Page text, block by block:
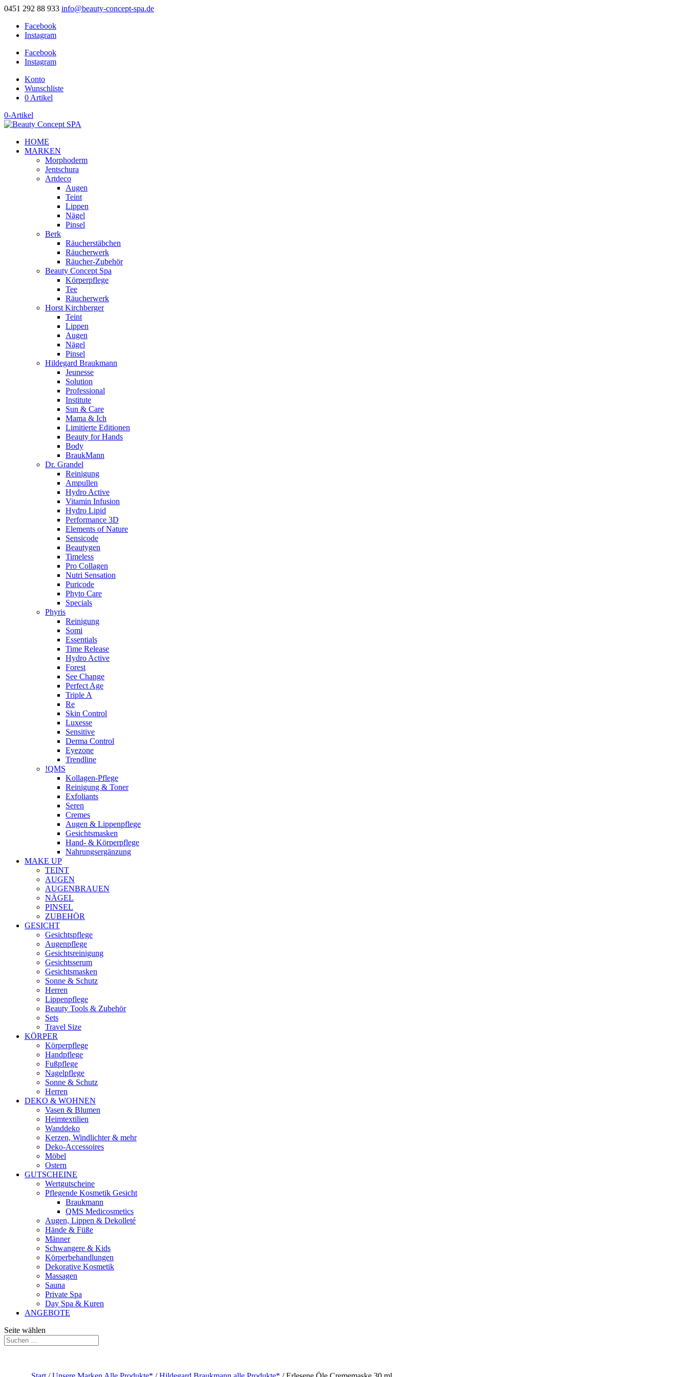
0451 292 88 933 info@beauty-concept-spa.de
Facebook
Instagram
Facebook
Instagram
Konto
Wunschliste
0 Artikel
0-Artikel
HOME
MARKEN
Morphoderm
Jentschura
Artdeco
Augen
Teint
Lippen
Nägel
Pinsel
Berk
Räucherstäbchen
Räucherwerk
Räucher-Zubehör
Beauty Concept Spa
Körperpflege
Tee
Räucherwerk
Horst Kirchberger
Teint
Lippen
Augen
Nägel
Pinsel
Hildegard Braukmann
Jeunesse
Solution
Professional
Institute
Sun & Care
Mama & Ich
Limitierte Editionen
Beauty for Hands
Body
BraukMann
Dr. Grandel
Reinigung
Ampullen
Hydro Active
Vitamin Infusion
Hydro Lipid
Performance 3D
Elements of Nature
Sensicode
Beautygen
Timeless
Pro Collagen
Nutri Sensation
Puricode
Phyto Care
Specials
Phyris
Reinigung
Somi
Essentials
Time Release
Hydro Active
Forest
See Change
Perfect Age
Triple A
Re
Skin Control
Luxesse
Sensitive
Derma Control
Eyezone
Trendline
!QMS
Kollagen-Pflege
Reinigung & Toner
Exfoliants
Seren
Cremes
Augen & Lippenpflege
Gesichtsmasken
Hand- & Körperpflege
Nahrungsergänzung
MAKE UP
TEINT
AUGEN
AUGENBRAUEN
NÄGEL
PINSEL
ZUBEHÖR
GESICHT
Gesichtspflege
Augenpflege
Gesichtsreinigung
Gesichtsserum
Gesichtsmasken
Sonne & Schutz
Herren
Lippenpflege
Beauty Tools & Zubehör
Sets
Travel Size
KÖRPER
Körperpflege
Handpflege
Fußpflege
Nagelpflege
Sonne & Schutz
Herren
DEKO & WOHNEN
Vasen & Blumen
Heimtextilien
Wanddeko
Kerzen, Windlichter & mehr
Deko-Accessoires
Möbel
Ostern
GUTSCHEINE
Wertgutscheine
Pflegende Kosmetik Gesicht
Braukmann
QMS Medicosmetics
Augen, Lippen & Dekolleté
Hände & Füße
Männer
Schwangere & Kids
Körperbehandlungen
Dekorative Kosmetik
Massagen
Sauna
Private Spa
Day Spa & Kuren
ANGEBOTE
Seite wählen